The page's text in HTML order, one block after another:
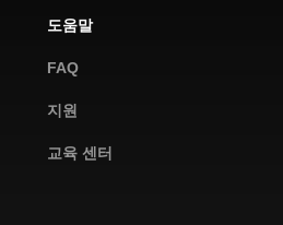
도움말
FAQ
지원
교육 센터